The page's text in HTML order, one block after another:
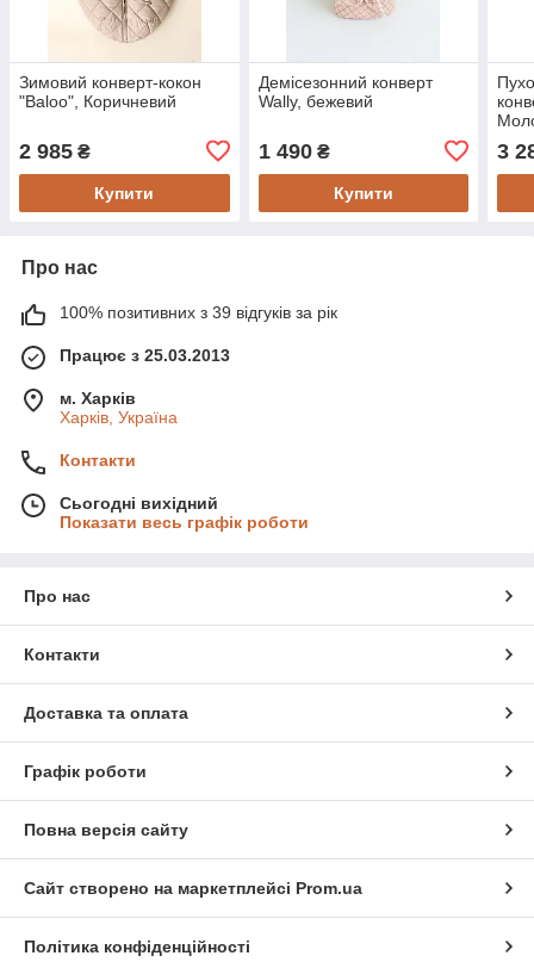
Зимовий конверт-кокон
"Baloo", Коричневий
2 985 ₴
Купити
Демісезонний конверт
Wally, бежевий
1 490₴
Купити
3
Про нас
100% позитивних з 39 відгуків за рік
Працює з 25.03.2013
м. Харків
Харків, Україна
Контакти
Сьогодні вихідний
Показати весь графік роботи
Про нас
Контакти
Доставка та оплата
Графік роботи
Повна версія сайту
Сайт створено на маркетплейсі Prom.ua
Політика конфіденційності